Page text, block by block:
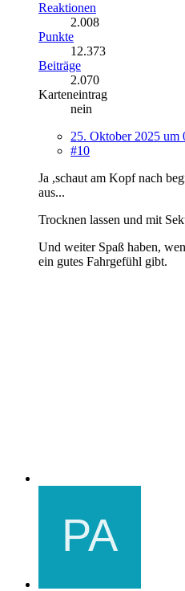
Reaktionen
2.008
Punkte
12.373
Beiträge
2.070
Karteneintrag
nein
25. Oktober 2025 um
#10
Ja ,schaut am Kopf nach
aus...
Trocknen lassen und mit
Und weiter Spaß haben,
ein gutes Fahrgefühl gibt.